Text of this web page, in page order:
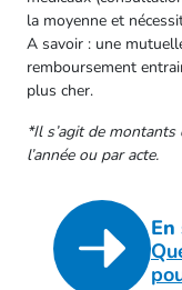
la moyenne et
A savoir : une
remboursement
plus cher.
*Il s’agit de
l’année ou par acte.